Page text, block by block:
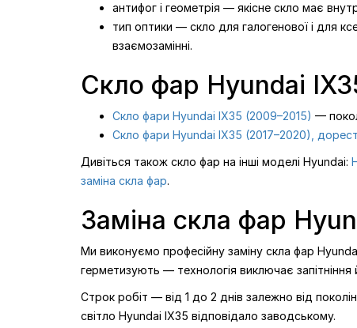
антифог і геометрія — якісне скло має
тип оптики — скло для галогенової і для
взаємозамінні.
Скло фар Hyundai
Скло фари Hyundai IX35 (2009–2015) —
Скло фари Hyundai IX35 (2017–2020),
Дивіться також скло фар на інші моделі Hyundai:
заміна скла фар.
Заміна скла фар
Ми виконуємо професійну заміну скла фар
герметизують — технологія виключає
Строк робіт — від 1 до 2 днів залежно від
світло Hyundai IX35 відповідало заводському.